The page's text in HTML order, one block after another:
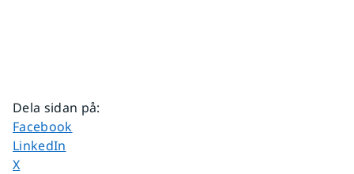
Dela sidan på:
Dela sidan på
Facebook
Dela sidan på
LinkedIn
Dela sidan på
X